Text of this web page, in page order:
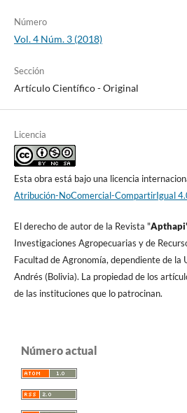
Número
Vol. 4 Núm. 3 (2018)
Sección
Artículo Cientí­fico - Original
Licencia
Esta obra está bajo una licencia
Atribución-NoComercial-CompartirIgual
El derecho de autor de la Revista "A
Investigaciones Agropecuarias y de
Facultad de Agronomí­a, dependiente de la
Andrés (Bolivia). La propiedad de los
de las instituciones que lo patrocinan.
Número actual